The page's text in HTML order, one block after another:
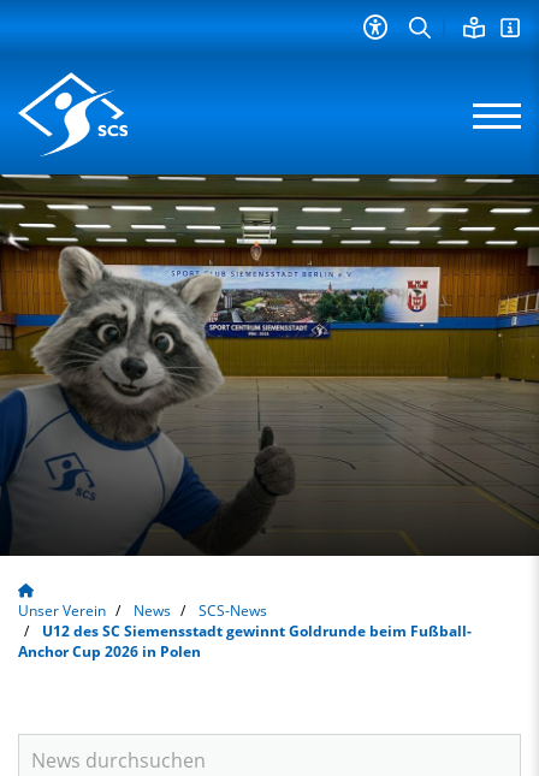
Unser Verein News
SCS-News
U12 des SC Siemensstadt gewinnt Goldrunde beim Fußball-
Anchor Cup 2026 in Polen